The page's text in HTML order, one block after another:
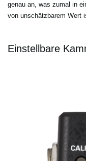
genau an, was zumal in
von unschätzbarem Wert
Einstellbare